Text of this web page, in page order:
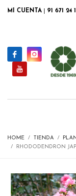
MI CUENTA 91 671 24 11
HOME TIENDA
RHODODENDRON